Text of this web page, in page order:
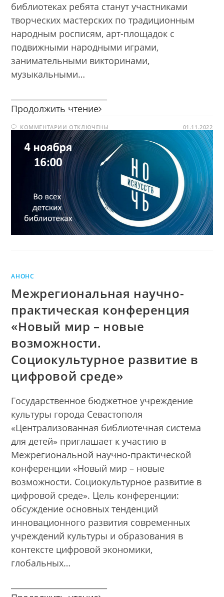
библиотеках ребята станут участниками
творческих мастерских по традиционным
народным росписям, арт-площадок с
подвижными народными играми,
занимательными викторинами,
музыкальными…
Продолжить чтение Ночь
–
2022
КОММЕНТАРИИ К
ЗАПИСИ
НОЧЬ
ИСКУССТВ
–
2022
ОТКЛЮЧЕНЫ 01.11.2022
АНОНС
Межрегиональная научно-
практическая конференция
«Новый мир – новые
возможности.
Социокультурное развитие в
цифровой среде»
Государственное бюджетное учреждение
культуры города Севастополя
«Централизованная библиотечная система
для детей» приглашает к участию в
Межрегиональной научно-практической
конференции «Новый мир – новые
возможности. Социокультурное развитие в
цифровой среде». Цель конференции:
обсуждение основных тенденций
инновационного развития современных
учреждений культуры и образования в
контексте цифровой экономики,
глобальных…